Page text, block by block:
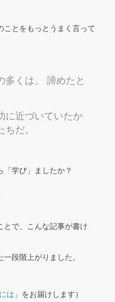
ことをもっとうまく言って
多くは、 諦めたと
に近づいていたか
だ。
学び」ましたか？
とで、こんな記事が書け
段階上がりました。
は 」をお届けします）